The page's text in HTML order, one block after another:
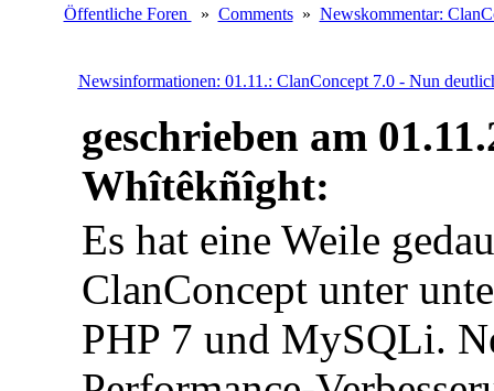
Öffentliche Foren » Comments» Newskommentar:
Newsinformationen: 01.11.: ClanConcept 7.0 - Nun
geschrieben am
Whîtêkñîght:
Es hat eine Weile
ClanConcept unter
PHP 7 und MySQLi.